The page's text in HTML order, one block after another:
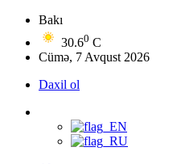
Bakı
30.60 C
Cümə, 7 Avqust 2026
Daxil ol